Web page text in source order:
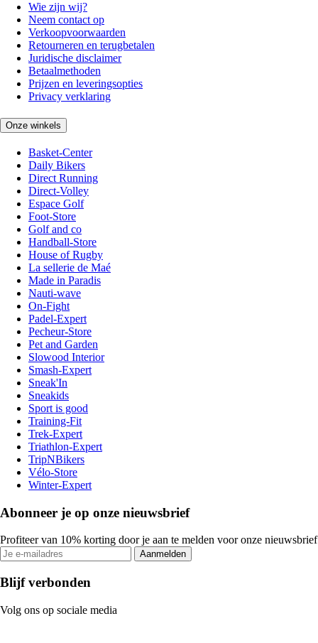
Wie zijn wij?
Neem contact op
Verkoopvoorwaarden
Retourneren en terugbetalen
Juridische disclaimer
Betaalmethoden
Prijzen en leveringsopties
Privacy verklaring
Onze winkels
Basket-Center
Daily Bikers
Direct Running
Direct-Volley
Espace Golf
Foot-Store
Golf and co
Handball-Store
House of Rugby
La sellerie de Maé
Made in Paradis
Nauti-wave
On-Fight
Padel-Expert
Pecheur-Store
Pet and Garden
Slowood Interior
Smash-Expert
Sneak'In
Sneakids
Sport is good
Training-Fit
Trek-Expert
Triathlon-Expert
TripNBikers
Vélo-Store
Winter-Expert
Abonneer je op onze nieuwsbrief
Profiteer van 10% korting door je aan te melden voor onze nieuwsbrief
Aanmelden
Blijf verbonden
Volg ons op sociale media